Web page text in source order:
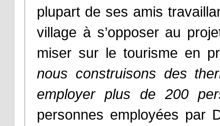
plupart de ses amis
village à s’opposer au
miser sur le tourisme en
nous construisons des
employer plus de 200
personnes employées par